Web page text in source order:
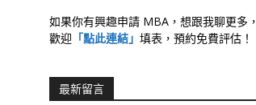
如果你有興趣申請 MBA，想跟我聊更多，
歡迎 「點此連結」 填表，預約免費評估！
最新留言